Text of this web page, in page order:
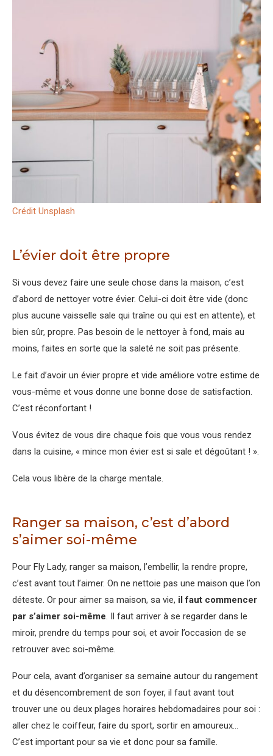
Crédit Unsplash
L’évier doit être propre
Si vous devez faire une seule chose dans la maison, c’est
d’abord de nettoyer votre évier. Celui-ci doit être vide (donc
plus aucune vaisselle sale qui traîne ou qui est en attente), et
bien sûr, propre. Pas besoin de le nettoyer à fond, mais au
moins, faites en sorte que la saleté ne soit pas présente.
Le fait d’avoir un évier propre et vide améliore votre estime de
vous-même et vous donne une bonne dose de satisfaction.
C’est réconfortant !
Vous évitez de vous dire chaque fois que vous vous rendez
dans la cuisine, « mince mon évier est si sale et dégoûtant ! ».
Cela vous libère de la charge mentale.
Ranger sa maison, c’est d’abord
s’aimer soi-même
Pour Fly Lady, ranger sa maison, l’embellir, la rendre propre,
c’est avant tout l’aimer. On ne nettoie pas une maison que l’on
déteste. Or pour aimer sa maison, sa vie, il faut commencer
par s’aimer soi-même. Il faut arriver à se regarder dans le
miroir, prendre du temps pour soi, et avoir l’occasion de se
retrouver avec soi-même.
Pour cela, avant d’organiser sa semaine autour du rangement
et du désencombrement de son foyer, il faut avant tout
trouver une ou deux plages horaires hebdomadaires pour soi :
aller chez le coiffeur, faire du sport, sortir en amoureux…
C’est important pour sa vie et donc pour sa famille.